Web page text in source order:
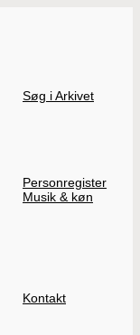
Søg i Arkivet
Personregister
Musik & køn
Kontakt